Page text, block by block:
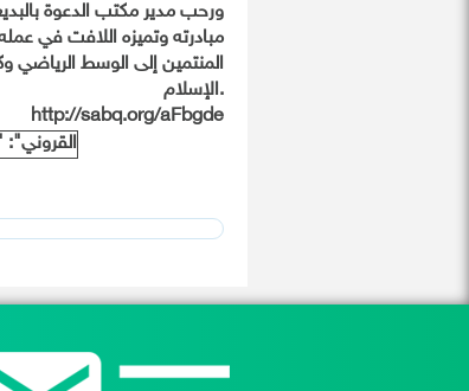
ورحب مدير مكتب الدعوة
مبادرته وتميزه اللافت في
المنتمين إلى الوسط الرياضي
الإسلام.
http://sabq.org/aFbgde